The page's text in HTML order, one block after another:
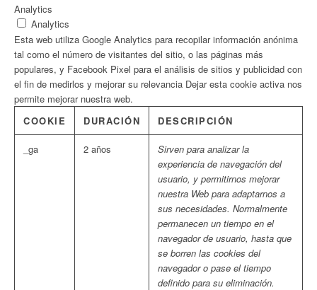
Analytics
Analytics
Esta web utiliza Google Analytics para recopilar información anónima
tal como el número de visitantes del sitio, o las páginas más
populares, y Facebook Pixel para el análisis de sitios y publicidad con
el fin de medirlos y mejorar su relevancia Dejar esta cookie activa nos
permite mejorar nuestra web.
COOKIE
DURACIÓN DESCRIPCIÓN
_ga 2 años
Sirven para analizar la
experiencia de navegación del
usuario, y permitirnos mejorar
nuestra Web para adaptarnos a
sus necesidades. Normalmente
permanecen un tiempo en el
navegador de usuario, hasta que
se borren las cookies del
navegador o pase el tiempo
definido para su eliminación.